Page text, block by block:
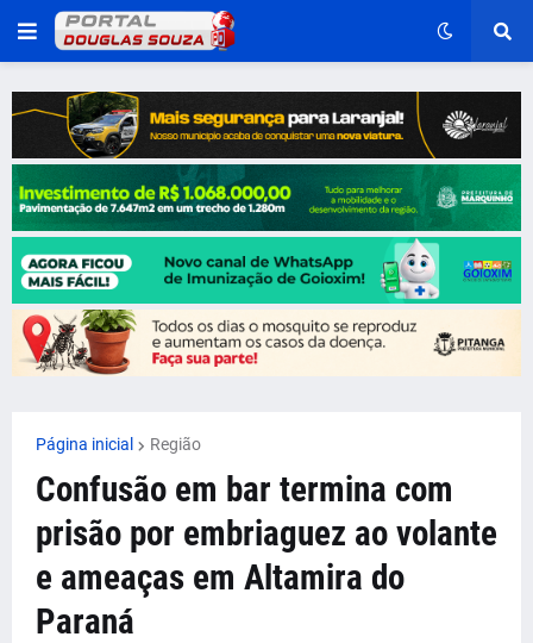
Página inicial Região
Confusão em bar termina com
prisão por embriaguez ao volante
e ameaças em Altamira do
Paraná